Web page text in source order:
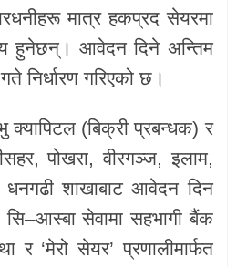
मात्र हकप्रद सेयरमा
हुनेछन्। आवेदन दिने अन्तिम
निर्धारण गरिएको छ।
क्यापिटल (बिक्री प्रबन्धक) र
पोखरा, वीरगञ्ज, इलाम,
शाखाबाट आवेदन दिन
सेवामा सहभागी बैंक
र ‘मेरो सेयर’ प्रणालीमार्फत